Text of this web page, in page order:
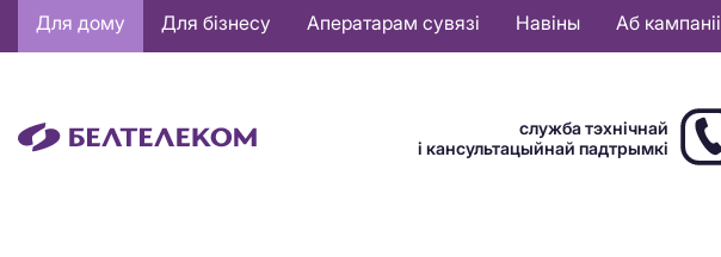
Основная
навигация
Для дому Для бізнесу Аператарам сувязі Навіны Аб кампаніі
служба тэхнічнай
і кансультацыйнай падтрымкі